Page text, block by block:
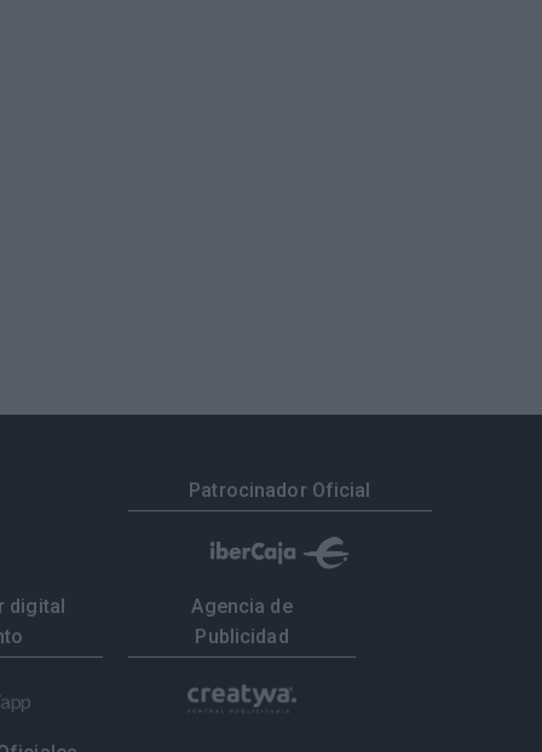
Patrocinador Oficial
digital
Agencia de
Publicidad